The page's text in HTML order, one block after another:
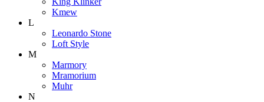
Kmew
L
Leonardo Stone
Loft Style
M
Marmory
Mramorium
Muhr
N